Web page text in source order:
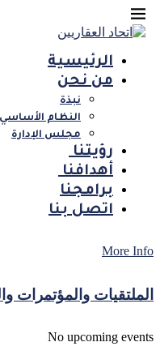
الرئيسية
من نحن
نبذة
النظام الأساسي
مجلس الإدارة
رؤيتنا ‏
أهدافنا ‏
برامجنا
اتصل بنا
More Info
الملتقيات والمؤتمرات
No upcoming events